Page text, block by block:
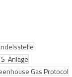
Anlage
Gas Protocol